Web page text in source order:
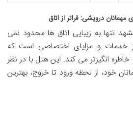
درویشی: فراتر از اتاق
تنها به زیبایی اتاق ها محدود نمی
خدمات و مزایای اختصاصی است که
انگیزتر می کند. این هتل با در نظر
خود، از لحظه ورود تا خروج، بهترین